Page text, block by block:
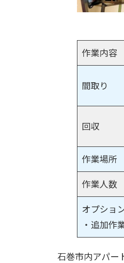
作業内容
間取り
回収
作業場所
作業人数
オプショ
・追加作
石巻市内アパー